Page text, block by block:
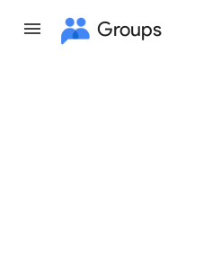
Groups